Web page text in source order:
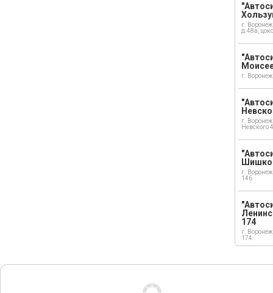
г.
д.48а,
г.
г.
Невского
г.
146
174
г.
174